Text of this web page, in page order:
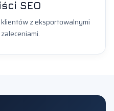
SEO
z eksportowalnymi